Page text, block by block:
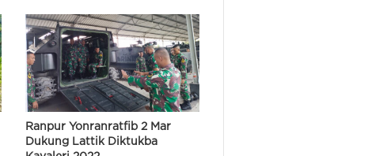
Jembatan Bailey untuk Bencana
Sumatera
TNI AU Apresiasi Kadet FVLM
Terdampak Bencana Alam Sumatera
Gubernur Banten Tutup Pembinaan
Ranpur Yonranratfib 2 Mar
Dukung Lattik Diktukba